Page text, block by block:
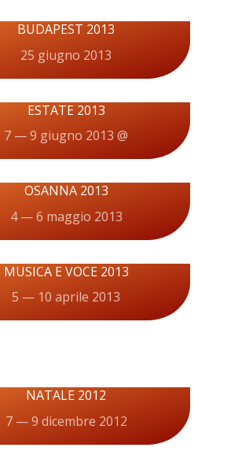
BUDAPEST 2013
25 giugno 2013
ESTATE 2013
7 — 9 giugno 2013 @
OSANNA 2013
4 — 6 maggio 2013
MUSICA E VOCE 2013
5 — 10 aprile 2013
NATALE 2012
7 — 9 dicembre 2012